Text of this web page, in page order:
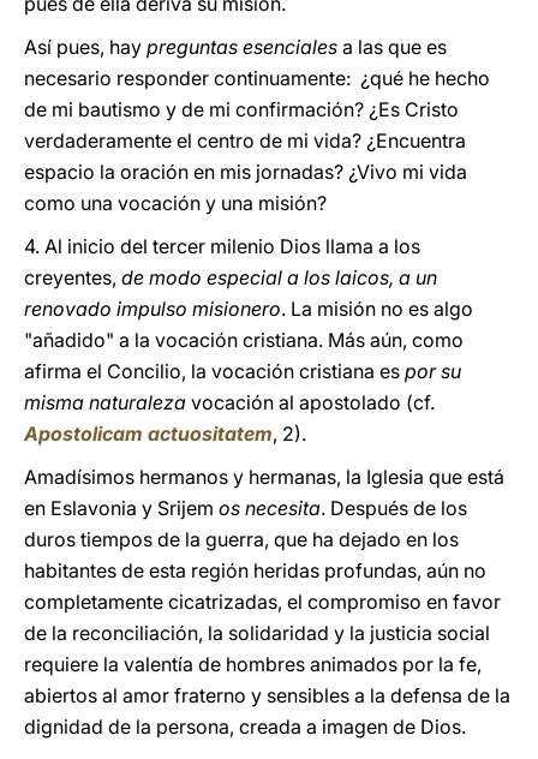
Así pues, hay preguntas esenciales a las que es
necesario responder continuamente: ¿qué he hecho
de mi bautismo y de mi confirmación? ¿Es Cristo
verdaderamente el centro de mi vida? ¿Encuentra
espacio la oración en mis jornadas? ¿Vivo mi vida
como una vocación y una misión?
4. Al inicio del tercer milenio Dios llama a los
creyentes, de modo especial a los laicos, a un
renovado impulso misionero. La misión no es algo
"añadido" a la vocación cristiana. Más aún, como
afirma el Concilio, la vocación cristiana es por su
misma naturaleza vocación al apostolado (cf.
Apostolicam actuositatem, 2).
Amadísimos hermanos y hermanas, la Iglesia que está
en Eslavonia y Srijem os necesita. Después de los
duros tiempos de la guerra, que ha dejado en los
habitantes de esta región heridas profundas, aún no
completamente cicatrizadas, el compromiso en favor
de la reconciliación, la solidaridad y la justicia social
requiere la valentía de hombres animados por la fe,
abiertos al amor fraterno y sensibles a la defensa de la
dignidad de la persona, creada a imagen de Dios.